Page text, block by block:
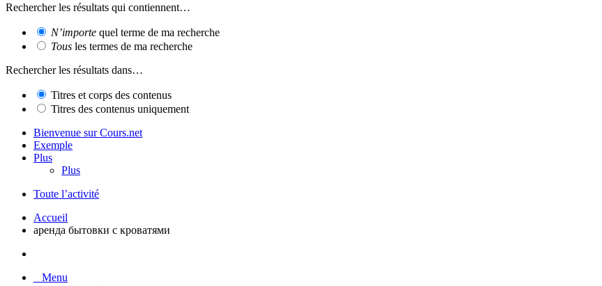
Rechercher les résultats qui contiennent…
N’importe quel terme de ma recherche
Tous les termes de ma recherche
Rechercher les résultats dans…
Titres et corps des contenus
Titres des contenus uniquement
Bienvenue sur Cours.net
Exemple
Plus
Plus
Toute l’activité
Accueil
аренда бытовки с кроватями
Menu